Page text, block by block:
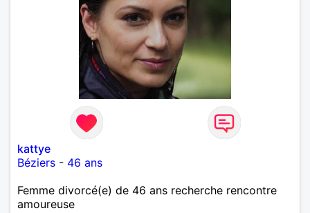
kattye
Béziers - 46 ans
Femme divorcé(e) de 46 ans recherche rencontre
amoureuse